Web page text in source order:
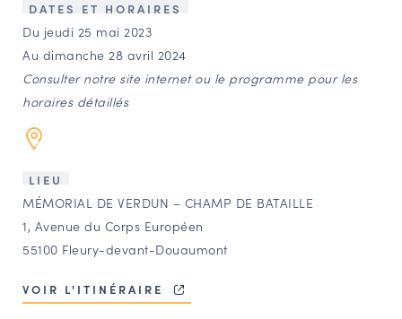
LES ACTIONS PHARES
CONTACT
Agenda
Annuaire
Ressources
OFFRES D’EMPLOI ET DE STAGE
OUTILS EN LIGNE
DATES ET HORAIRES
Du jeudi 25 mai 2023
Au dimanche 28 avril 2024
Consulter notre site internet ou le programme pour les
horaires détaillés
LIEU
MÉMORIAL DE VERDUN – CHAMP DE BATAILLE
1, Avenue du Corps Européen
55100 Fleury-devant-Douaumont
VOIR L'ITINÉRAIRE